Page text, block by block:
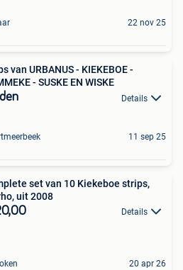
22 nov 25
van URBANUS - KIEKEBOE -
- SUSKE EN WISKE
Details
11 sep 25
set van 10 Kiekeboe strips,
uit 2008
Details
20 apr 26